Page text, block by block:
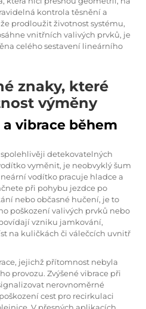
kontrola těsnění a
prodloužit životnost systému,
vnitřních valivých prvků, je
celého sestavení lineárního
znaky, které
výměny
vibrace během
detekovatelných
vyměnit, je neobvyklý šum
vodítko pracuje hladce a
při pohybu jezdce po
nebo občasné hučení, je to
poškození valivých prvků nebo
vzniku jamkování,
na kuličkách či válečcích uvnitř
jejichž přítomnost nebyla
provozu. Zvýšené vibrace při
nerovnoměrné
cest pro recirkulaci